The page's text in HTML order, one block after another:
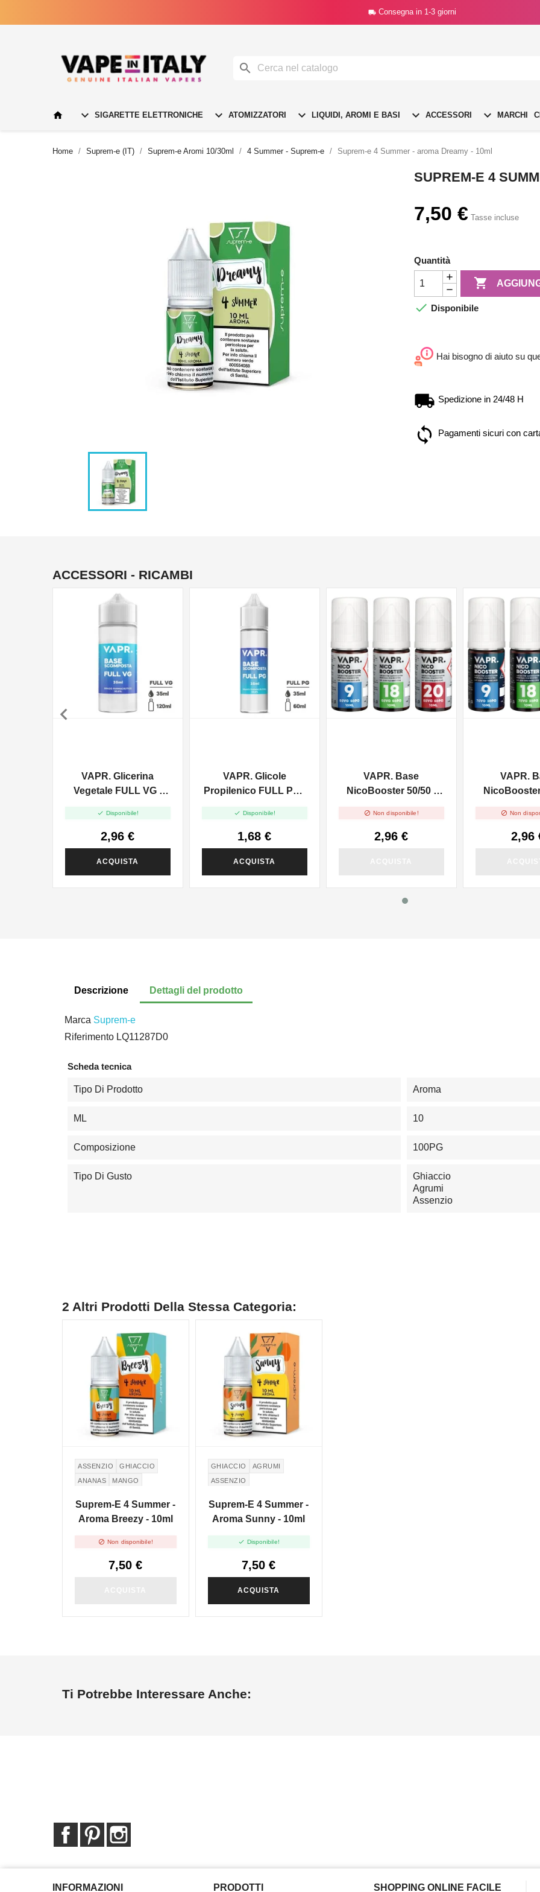
 Consegna in 1-3 giorni

  SIGARETTE ELETTRONICHE  ATOMIZZATORI  LIQUIDI, AROMI E BASI  ACCESSORI  MARCHI
Home Suprem-e (IT) Suprem-e Aromi 10/30ml 4 Summer - Suprem-e Suprem-e 4 Summer - aroma Dreamy - 10ml
SUPREM-E 4
7,50 € Tasse incluse
Quantità

 Disponibile
Hai bisogno di aiuto su
Spedizione in 24/48 H
Pagamenti sicuri con
ACCESSORI - RICAMBI
VAPR. Glicerina
Vegetale FULL VG -
 Disponibile!
2,96 €
ACQUISTA
VAPR. Glicole
Propilenico FULL PG -
 Disponibile!
1,68 €
ACQUISTA
VAPR. Base
NicoBooster 50/50 -
 Non disponibile!
2,96 €
VAPR.
 Non
2,96

Descrizione Dettagli del prodotto
Marca Suprem-e
Riferimento LQ11287D0
Scheda tecnica
Tipo Di Prodotto Aroma
ML 10
Composizione 100PG
Tipo Di Gusto
Ghiaccio
Agrumi
Assenzio
2 Altri Prodotti Della Stessa Categoria:
ASSENZIO
GHIACCIO
ANANAS
MANGO
Suprem-E 4 Summer -
Aroma Breezy - 10ml
 Non disponibile!
7,50 €
NON DISPONIBILE
GHIACCIO
AGRUMI
ASSENZIO
Suprem-E 4 Summer -
Aroma Sunny - 10ml
 Disponibile!
7,50 €
ACQUISTA
Ti Potrebbe Interessare Anche:
FacebookPinterest
INFORMAZIONI PRODOTTI SHOPPING ONLINE FACILE